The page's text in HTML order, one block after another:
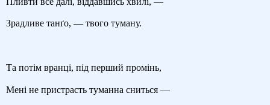
Зрадливе танґо, — твого туману.
Та потім вранці, під перший промінь,
Мені не пристрасть туманна сниться —